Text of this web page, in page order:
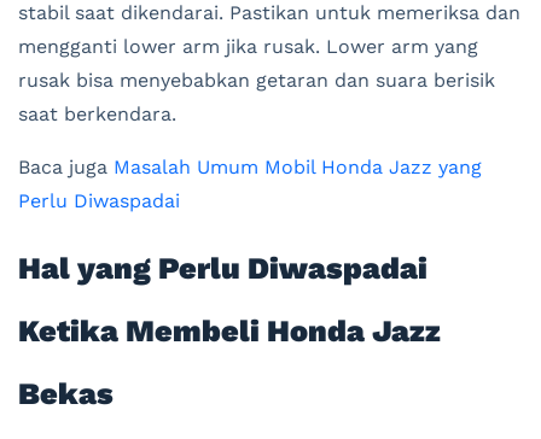
stabil saat dikendarai. Pastikan untuk memeriksa dan
mengganti lower arm jika rusak. Lower arm yang
rusak bisa menyebabkan getaran dan suara berisik
saat berkendara.
Baca juga Masalah Umum Mobil Honda Jazz yang
Perlu Diwaspadai
Hal yang Perlu Diwaspadai
Ketika Membeli Honda Jazz
Bekas